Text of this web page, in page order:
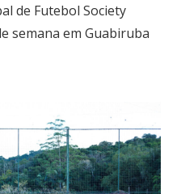
de Futebol Society
semana em Guabiruba